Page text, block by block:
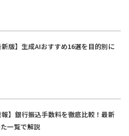
新版】生成AIおすすめ16選を目的別に
報】銀行振込手数料を徹底比較！最新
一覧で解説